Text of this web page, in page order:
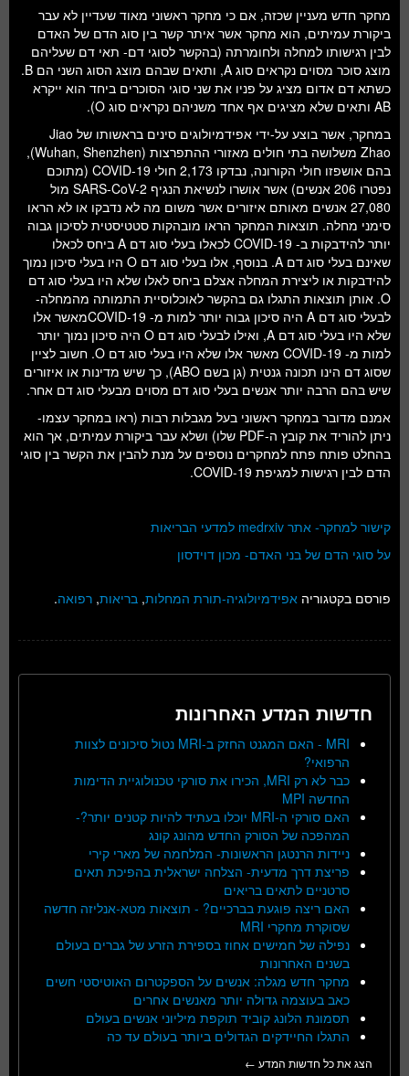
מחקר חדש מעניין שכזה, אם כי מחקר ראשוני מאוד שעדיין לא עבר
ביקורת עמיתים, הוא מחקר אשר איתר קשר בין סוג הדם של האדם
לבין רגישותו למחלה ולחומרתה (בהקשר לסוגי דם- תאי דם שעליהם
מוצג סוכר מסוים נקראים סוג A, ותאים שבהם מוצג הסוג השני הם B.
כשתא דם אדום מציג על פניו את שני סוגי הסוכרים ביחד הוא ייקרא
AB ותאים שלא מציגים אף אחד משניהם נקראים סוג O).
במחקר, אשר בוצע על-ידי אפידמיולוגים סינים בראשותו של Jiao
Zhao משלושה בתי חולים מאזורי ההתפרצות (Wuhan, Shenzhen),
בהם אושפזו חולי הקורונה, נבדקו 2,173 חולי COVID-19 (מתוכם
נפטרו 206 אנשים) אשר אושרו לנשיאת הנגיף SARS-CoV-2 מול
27,080 אנשים מאותם איזורים אשר משום מה לא נדבקו או לא הראו
סימני מחלה. תוצאות המחקר הראו מובהקות סטטיסטית לסיכון גבוה
יותר להידבקות ב- COVID-19 לכאלו בעלי סוג דם A ביחס לכאלו
שאינם בעלי סוג דם A. בנוסף, אלו בעלי סוג דם O היו בעלי סיכון נמוך
להידבקות או ליצירת המחלה אצלם ביחס לאלו שלא היו בעלי סוג דם
O. אותן תוצאות התגלו גם בהקשר לאוכלוסיית התמותה מהמחלה-
לבעלי סוג דם A היה סיכון גבוה יותר למות מ- COVID-19מאשר אלו
שלא היו בעלי סוג דם A, ואילו לבעלי סוג דם O היה סיכון נמוך יותר
למות מ- COVID-19 מאשר אלו שלא היו בעלי סוג דם O. חשוב לציין
שסוג דם הינו תכונה גנטית (גן בשם ABO), כך שיש מדינות או איזורים
שיש בהם הרבה יותר אנשים בעלי סוג דם מסוים מבעלי סוג דם אחר.
אמנם מדובר במחקר ראשוני בעל מגבלות רבות (ראו במחקר עצמו-
ניתן להוריד את קובץ ה-PDF שלו) ושלא עבר ביקורת עמיתים, אך הוא
בהחלט פותח פתח למחקרים נוספים על מנת להבין את הקשר בין סוגי
הדם לבין רגישות למגיפת COVID-19.
קישור למחקר- אתר medrxiv למדעי הבריאות
על סוגי הדם של בני האדם- מכון דוידסון
פורסם בקטגוריה אפידמיולוגיה-תורת המחלות, בריאות, רפואה.
חדשות המדע האחרונות
MRI - האם המגנט החזק ב-MRI נטול סיכונים לצוות
הרפואי?
כבר לא רק MRI, הכירו את סורקי טכנולוגיית הדימות
החדשה MPI
האם סורקי ה-MRI יוכלו בעתיד להיות קטנים יותר?-
המהפכה של הסורק החדש מהונג קונג
ניידות הרנטגן הראשונות- המלחמה של מארי קירי
פריצת דרך מדעית- הצלחה ישראלית בהפיכת תאים
סרטניים לתאים בריאים
האם ריצה פוגעת בברכיים? - תוצאות מטא-אנליזה חדשה
שסוקרת מחקרי MRI
נפילה של חמישים אחוז בספירת הזרע של גברים בעולם
בשנים האחרונות
מחקר חדש מגלה: אנשים על הספקטרום האוטיסטי חשים
כאב בעוצמה גדולה יותר מאנשים אחרים
תסמונת הלונג קוביד תוקפת מיליוני אנשים בעולם
התגלו החיידקים הגדולים ביותר בעולם עד כה
הצג את כל חדשות המדע ←